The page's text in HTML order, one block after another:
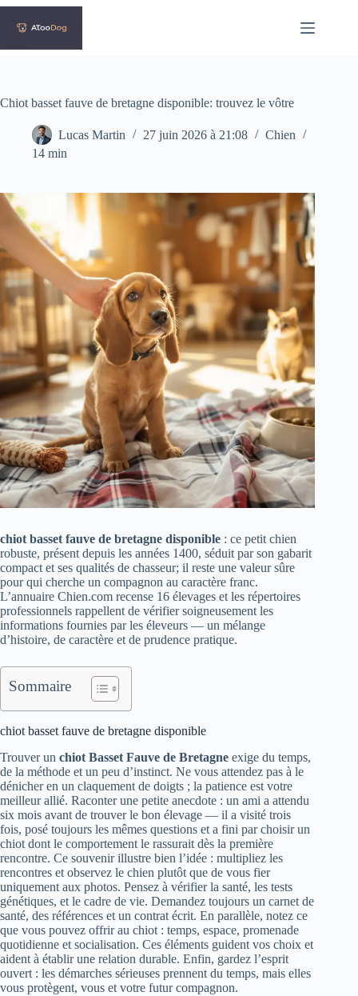
Passer
contenu
Chiot basset fauve de bretagne disponible: trouvez le vôtre
Lucas Martin 27 juin 2026 à 21:08
Chien
14 min
chiot basset fauve de bretagne disponible : ce petit chien
robuste, présent depuis les années 1400, séduit par son gabarit
compact et ses qualités de chasseur; il reste une valeur sûre
pour qui cherche un compagnon au caractère franc.
L’annuaire Chien.com recense 16 élevages et les répertoires
professionnels rappellent de vérifier soigneusement les
informations fournies par les éleveurs — un mélange
d’histoire, de caractère et de prudence pratique.
Sommaire
chiot basset fauve de bretagne disponible
Trouver un chiot Basset Fauve de Bretagne exige du temps,
de la méthode et un peu d’instinct. Ne vous attendez pas à le
dénicher en un claquement de doigts ; la patience est votre
meilleur allié. Raconter une petite anecdote : un ami a attendu
six mois avant de trouver le bon élevage — il a visité trois
fois, posé toujours les mêmes questions et a fini par choisir un
chiot dont le comportement le rassurait dès la première
rencontre. Ce souvenir illustre bien l’idée : multipliez les
rencontres et observez le chien plutôt que de vous fier
uniquement aux photos. Pensez à vérifier la santé, les tests
génétiques, et le cadre de vie. Demandez toujours un carnet de
santé, des références et un contrat écrit. En parallèle, notez ce
que vous pouvez offrir au chiot : temps, espace, promenade
quotidienne et socialisation. Ces éléments guident vos choix et
aident à établir une relation durable. Enfin, gardez l’esprit
ouvert : les démarches sérieuses prennent du temps, mais elles
vous protègent, vous et votre futur compagnon.